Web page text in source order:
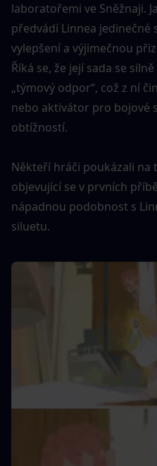
laboratořemi ve Sněžnaji.
předvádí Linnea
vylepšení a výjimečnou
Říká se, že její sada se
„týmový odpor“, což z ní
nebo aktivátor pro bojové
obtížností.
Někteří hráči poukázali na
objevující se v prvních
nápadnou podobnost s
siluetu.